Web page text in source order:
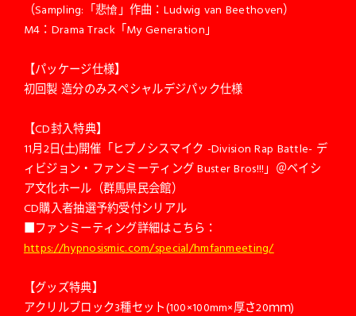
（Sampling:「悲愴」作曲：Ludwig van Beethoven）
M4：Drama Track「My Generation」
【パッケージ仕様】
初回製 造分のみスペシャルデジパック仕様
【CD封入特典】
11月2日(土)開催「ヒプノシスマイク -Division Rap Battle- デ
ィビジョン・ファンミーティング Buster Bros!!!」＠ベイシ
ア文化ホール（群馬県民会館）
CD購入者抽選予約受付シリアル
■ファンミーティング詳細はこちら：
https://hypnosismic.com/special/hmfanmeeting/
【グッズ特典】
アクリルブロック3種セット(100×100mm×厚さ20ｍｍ)